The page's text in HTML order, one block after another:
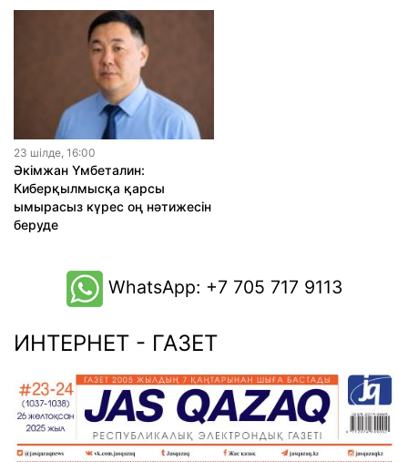
23 шiлде, 16:00
Әкімжан Үмбеталин:
Киберқылмысқа қарсы
ымырасыз күрес оң нәтижесін
беруде
WhatsApp: +7 705 717 9113
ИНТЕРНЕТ - ГАЗЕТ